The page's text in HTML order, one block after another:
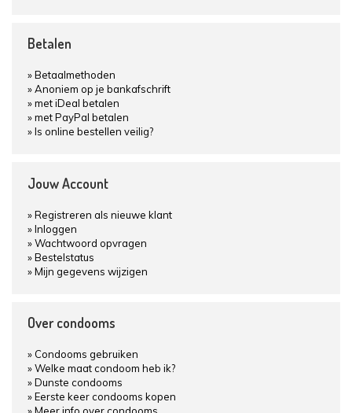
Betalen
Betaalmethoden
Anoniem op je bankafschrift
met iDeal betalen
met PayPal betalen
Is online bestellen veilig?
Jouw Account
Registreren als nieuwe klant
Inloggen
Wachtwoord opvragen
Bestelstatus
Mijn gegevens wijzigen
Over condooms
Condooms gebruiken
Welke maat condoom heb ik?
Dunste condooms
Eerste keer condooms kopen